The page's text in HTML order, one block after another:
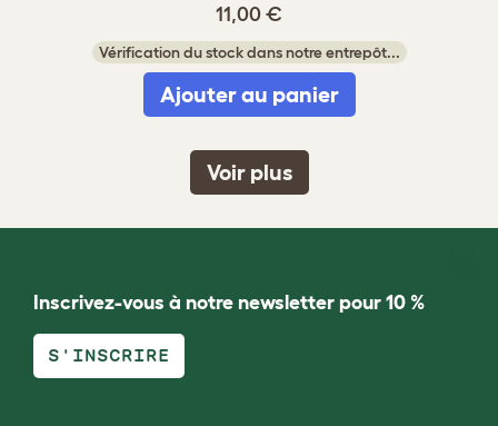
11,00 €
Vérification du stock dans notre entrepôt...
Ajouter au panier
Voir plus
Inscrivez-vous à notre newsletter pour 10 %
S'INSCRIRE